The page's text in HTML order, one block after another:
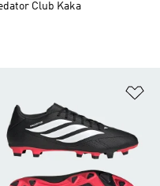
Club Kaka